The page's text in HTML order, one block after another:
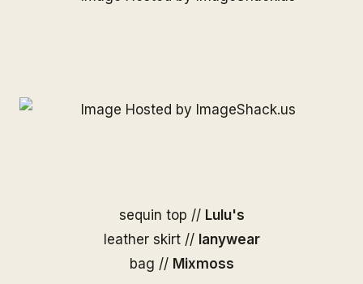
sequin top // Lulu's
leather skirt // Ianywear
bag // Mixmoss